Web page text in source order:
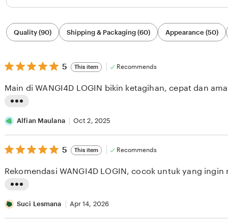
Filter
by
category
Quality (90) Shipping & Packaging (60) Appearance (50)
5
out
5
stars
5 This item Recommends
i
s
t
n
r
e
Main di WANGI4D LOGIN bikin ketagihan, cepat dan
Alfian Maulana Oct 2, 2025
5
out
5
stars
5 This item Recommends
i
s
Rekomendasi WANGI4D LOGIN, cocok untuk yang ingin
Suci Lesmana Apr 14, 2026